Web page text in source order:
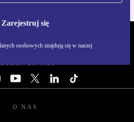
Zarejestruj się
osobowych znajdują się w naszej
NAS
O NAS